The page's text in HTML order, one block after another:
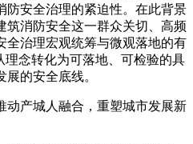
防安全治理的紧迫性。在此背景
筑消防安全这一群众关切、高频
全治理宏观统筹与微观落地的有
理念转化为可落地、可检验的具
展的安全底线。
产城人融合，重塑城市发展新